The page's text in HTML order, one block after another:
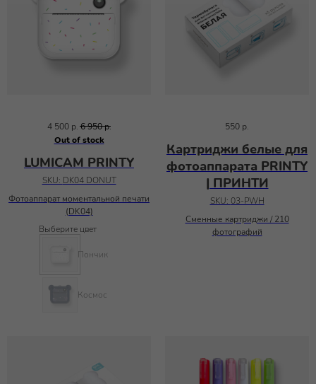
4 500 р. 6 950р.
Out of stock
LUMICAM PRINTY
SKU: DK04 DONUT
Фотоаппарат моментальной печати
(DK04)
Выберите цвет
Пончик
Космос
550 р.
Картриджи белые для
фотоаппарата PRINTY
| ПРИНТИ
SKU: 03-PWH
Сменные картриджи / 210
фотографий